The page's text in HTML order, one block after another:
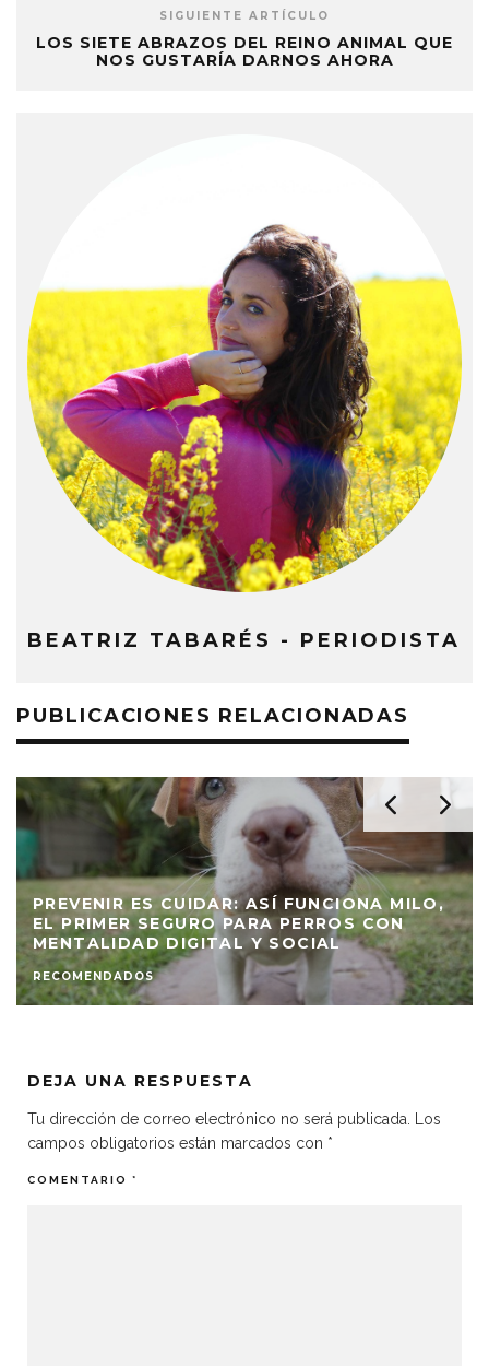
SIGUIENTE ARTÍCULO
LOS SIETE ABRAZOS DEL REINO ANIMAL QUE
NOS GUSTARÍA DARNOS AHORA
BEATRIZ TABARÉS - PERIODISTA
PUBLICACIONES RELACIONADAS
PREVENIR ES CUIDAR: ASÍ FUNCIONA MILO,
EL PRIMER SEGURO PARA PERROS CON
MENTALIDAD DIGITAL Y SOCIAL
RECOMENDADOS
DEJA UNA RESPUESTA
Tu dirección de correo electrónico no será publicada.
Los
campos obligatorios están marcados con *
COMENTARIO *